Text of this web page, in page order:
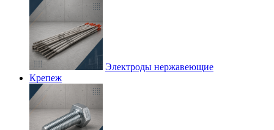
Электроды нержавеющие
Крепеж